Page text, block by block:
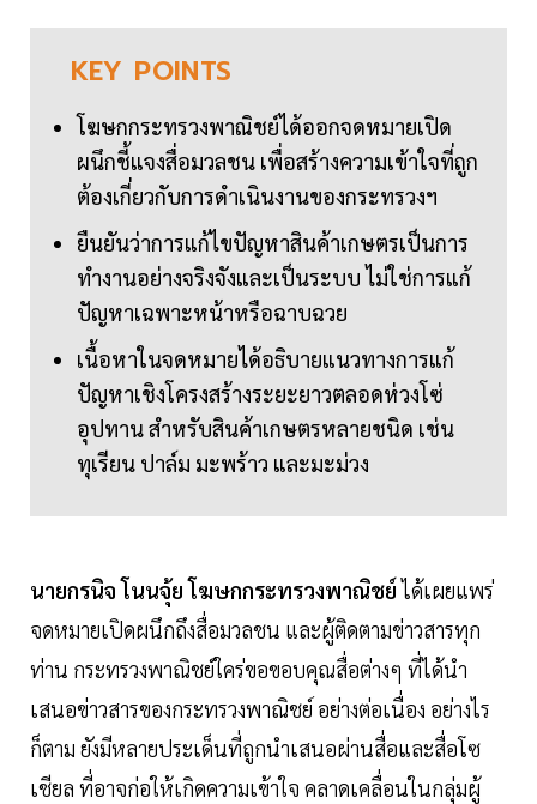
KEY POINTS
โฆษกกระทรวงพาณิชย์ได้ออกจดหมายเปิด
ผนึกชี้แจงสื่อมวลชน เพื่อสร้างความเข้าใจที่ถูก
ต้องเกี่ยวกับการดำเนินงานของกระทรวงฯ
ยืนยันว่าการแก้ไขปัญหาสินค้าเกษตรเป็นการ
ทำงานอย่างจริงจังและเป็นระบบ ไม่ใช่การแก้
ปัญหาเฉพาะหน้าหรือฉาบฉวย
เนื้อหาในจดหมายได้อธิบายแนวทางการแก้
ปัญหาเชิงโครงสร้างระยะยาวตลอดห่วงโซ่
อุปทาน สำหรับสินค้าเกษตรหลายชนิด เช่น
ทุเรียน ปาล์ม มะพร้าว และมะม่วง
นายกรนิจ โนนจุ้ย โฆษกกระทรวงพาณิชย์ได้เผยแพร่
จดหมายเปิดผนึกถึงสื่อมวลชน และผู้ติดตามข่าวสารทุก
ท่าน กระทรวงพาณิชย์ใคร่ขอขอบคุณสื่อต่างๆ ที่ได้นํา
เสนอข่าวสารของกระทรวงพาณิชย์ อย่างต่อเนื่อง อย่างไร
ก็ตาม ยังมีหลายประเด็นที่ถูกนําเสนอผ่านสื่อและสื่อโซ
เชียล ที่อาจก่อให้เกิดความเข้าใจ คลาดเคลื่อนในกลุ่มผู้